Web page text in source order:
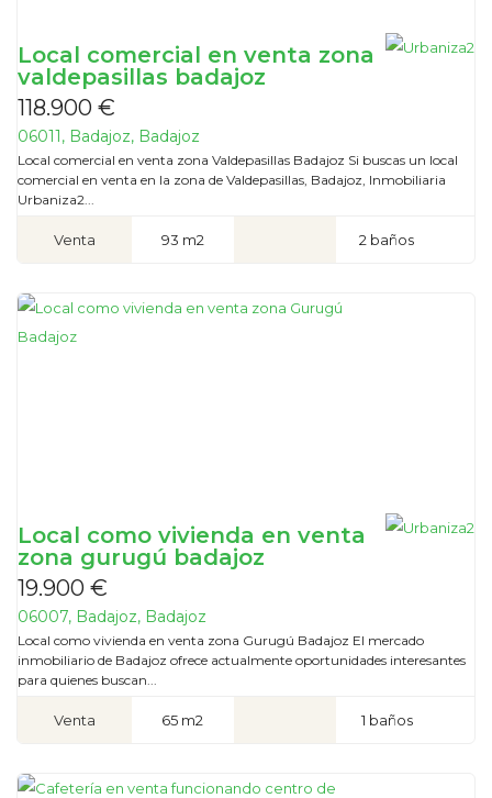
Local comercial en venta zona
valdepasillas badajoz
118.900 €
06011, Badajoz, Badajoz
Local comercial en venta zona Valdepasillas Badajoz Si buscas un local
comercial en venta en la zona de Valdepasillas, Badajoz, Inmobiliaria
Urbaniza2...
Venta 93 m2 2 baños
Local como vivienda en venta
zona gurugú badajoz
19.900 €
06007, Badajoz, Badajoz
Local como vivienda en venta zona Gurugú Badajoz El mercado
inmobiliario de Badajoz ofrece actualmente oportunidades interesantes
para quienes buscan...
Venta 65 m2 1 baños